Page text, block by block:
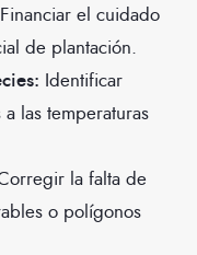
Financiar el cuidado
de plantación.
Identificar
las temperaturas
la falta de
o polígonos